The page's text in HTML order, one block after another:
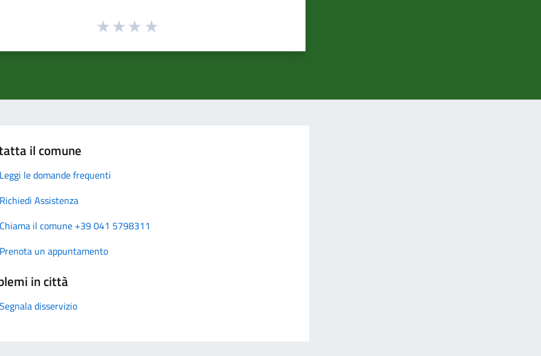
il comune
Leggi le domande frequenti
Richiedi Assistenza
Chiama il comune +39 041 5798311
Prenota un appuntamento
in città
Segnala disservizio